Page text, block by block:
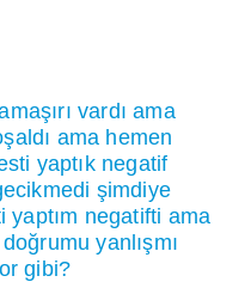
vardı ama
ama hemen
yaptık negatif
şimdiye
yaptım negatifti ama
yanlışmı
gibi?